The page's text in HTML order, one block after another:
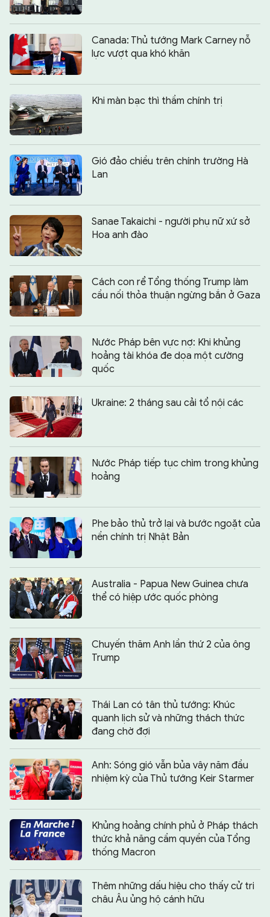
Canada: Thủ tướng Mark Carney nỗ
lực vượt qua khó khăn
Khi màn bạc thì thầm chính trị
Gió đảo chiều trên chính trường Hà
Lan
Sanae Takaichi - người phụ nữ xứ sở
Hoa anh đào
Cách con rể Tổng thống Trump làm
cầu nối thỏa thuận ngừng bắn ở Gaza
Nước Pháp bên vực nợ: Khi khủng
hoảng tài khóa đe dọa một cường
quốc
Ukraine: 2 tháng sau cải tổ nội các
Nước Pháp tiếp tục chìm trong khủng
hoảng
Phe bảo thủ trở lại và bước ngoặt của
nền chính trị Nhật Bản
Australia - Papua New Guinea chưa
thể có hiệp ước quốc phòng
Chuyến thăm Anh lần thứ 2 của ông
Trump
Thái Lan có tân thủ tướng: Khúc
quanh lịch sử và những thách thức
đang chờ đợi
Anh: Sóng gió vẫn bủa vây năm đầu
nhiệm kỳ của Thủ tướng Keir Starmer
Khủng hoảng chính phủ ở Pháp thách
thức khả năng cầm quyền của Tổng
thống Macron
Thêm những dấu hiệu cho thấy cử tri
châu Âu ủng hộ cánh hữu